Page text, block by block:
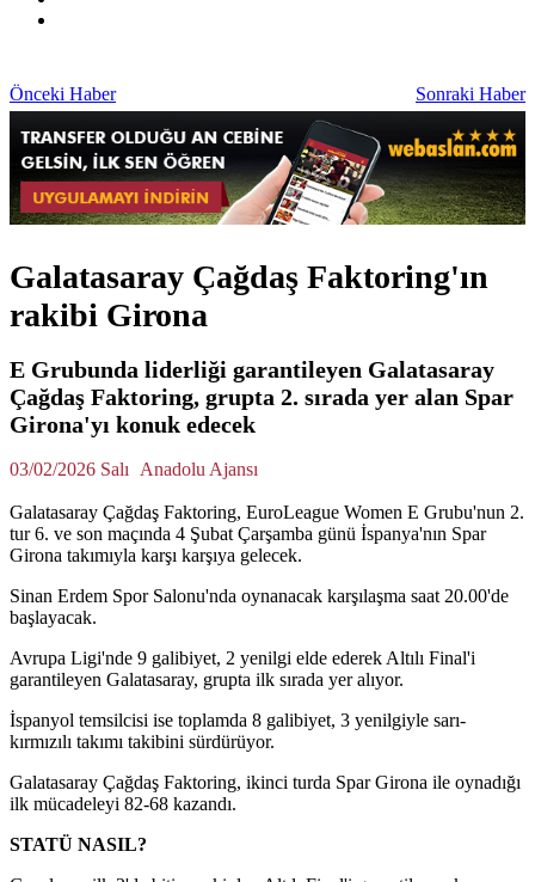
Önceki Haber Sonraki Haber
Galatasaray Çağdaş Faktoring'ın
rakibi Girona
E Grubunda liderliği garantileyen Galatasaray
Çağdaş Faktoring, grupta 2. sırada yer alan Spar
Girona'yı konuk edecek
03/02/2026 Salı Anadolu Ajansı
Galatasaray Çağdaş Faktoring, EuroLeague Women E Grubu'nun 2.
tur 6. ve son maçında 4 Şubat Çarşamba günü İspanya'nın Spar
Girona takımıyla karşı karşıya gelecek.
Sinan Erdem Spor Salonu'nda oynanacak karşılaşma saat 20.00'de
başlayacak.
Avrupa Ligi'nde 9 galibiyet, 2 yenilgi elde ederek Altılı Final'i
garantileyen Galatasaray, grupta ilk sırada yer alıyor.
İspanyol temsilcisi ise toplamda 8 galibiyet, 3 yenilgiyle sarı-
kırmızılı takımı takibini sürdürüyor.
Galatasaray Çağdaş Faktoring, ikinci turda Spar Girona ile oynadığı
ilk mücadeleyi 82-68 kazandı.
STATÜ NASIL?